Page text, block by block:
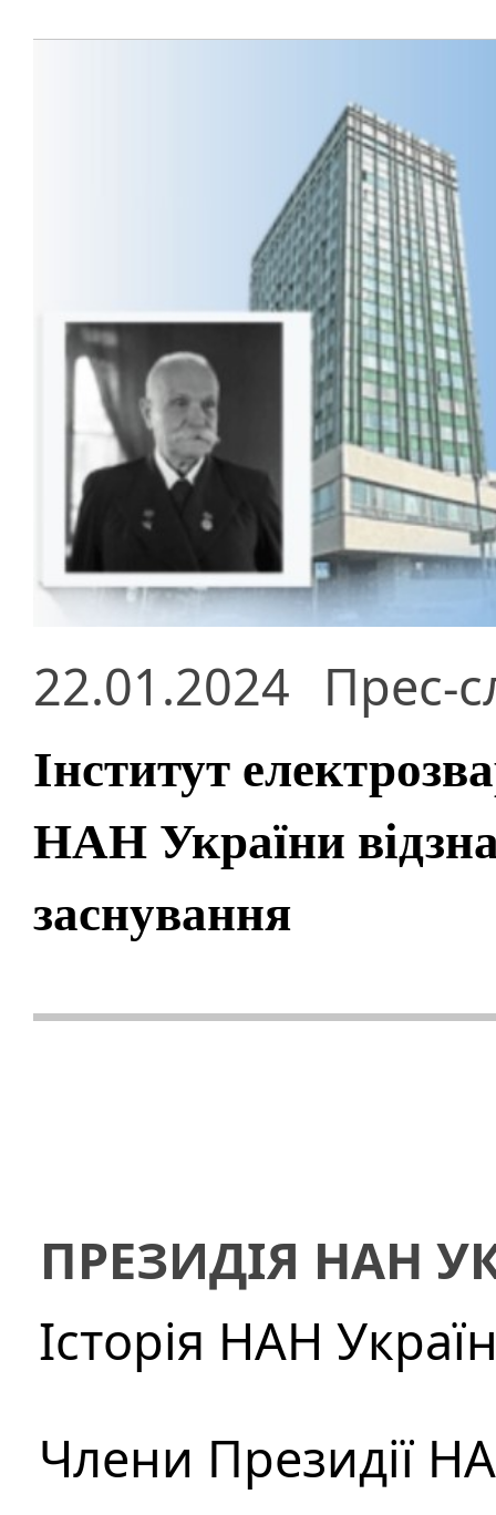
22.01.2024 Прес-
Інститут
НАН України
заснування
ПРЕЗИДІЯ НАН
Історія НАН
Члени Президії